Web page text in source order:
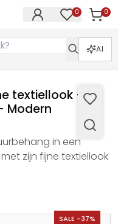
0 0
AI
textiellook -
Modern
in een
zijn fijne textiellook
SALE -37%